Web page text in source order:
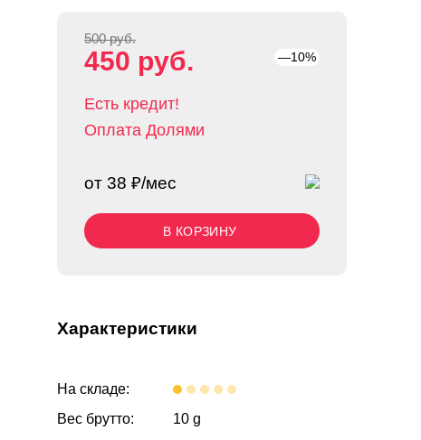
500 руб.
450 руб. —10%
Есть кредит!
Оплата Долями
от 38 ₽/мес
В КОРЗИНУ
Характеристики
На складе:
Вес брутто:
10 g